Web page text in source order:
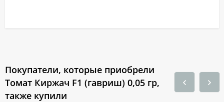
Покупатели, которые приобрели
Томат Киржач F1 (гавриш) 0,05 гр,
также купили